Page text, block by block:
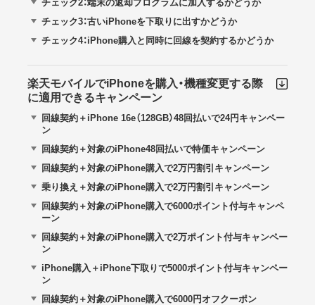
チェック2：端末の返却プログラムに加入するかどうか
チェック3：古いiPhoneを下取りに出すかどうか
チェック4：iPhone購入と同時に回線を契約するかどうか
楽天モバイルでiPhoneを購入・機種変更する際
に適用できるキャンペーン
回線契約＋iPhone 16e（128GB）48回払いで24円キャンペー
ン
回線契約＋対象のiPhone48回払いで特価キャンペーン
回線契約＋対象のiPhone購入で2万円割引キャンペーン
乗り換え＋対象のiPhone購入で2万円割引キャンペーン
回線契約＋対象のiPhone購入で6000ポイント付与キャンペ
ーン
回線契約＋対象のiPhone購入で2万ポイント付与キャンペー
ン
iPhone購入＋iPhone下取りで5000ポイント付与キャンペー
ン
回線契約＋対象のiPhone購入で6000円オフクーポン